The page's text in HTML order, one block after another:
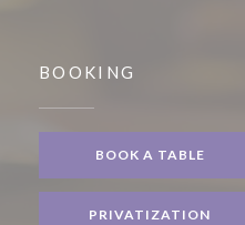
BOOKING
BOOK A TABLE
PRIVATIZATION